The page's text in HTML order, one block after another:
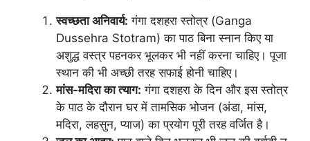
स्वच्छता अनिवार्य: गंगा दशहरा स्तोत्र (Ganga
Dussehra Stotram) का पाठ बिना स्नान किए या
अशुद्ध वस्त्र पहनकर भूलकर भी नहीं करना चाहिए। पूजा
स्थान की भी अच्छी तरह सफाई होनी चाहिए।
मांस-मदिरा का त्याग: गंगा दशहरा के दिन और इस स्तोत्र
के पाठ के दौरान घर में तामसिक भोजन (अंडा, मांस,
मदिरा, लहसुन, प्याज) का प्रयोग पूरी तरह वर्जित है।